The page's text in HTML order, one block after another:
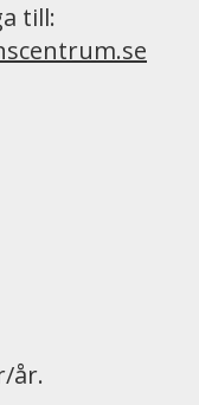
till:
år.